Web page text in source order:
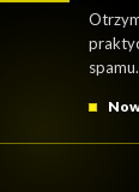
spamu.